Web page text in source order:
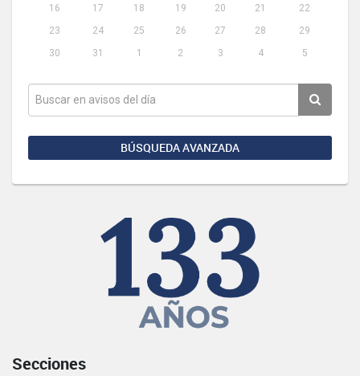
16
17 18 19 20 21
22
23
24 25 26 27 28
29
30
31 1 2 3 4 5
BÚSQUEDA AVANZADA
Secciones